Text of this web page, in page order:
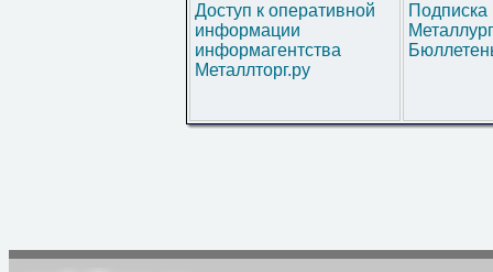
Доступ к оперативной
информации
информагентства
Металлторг.ру